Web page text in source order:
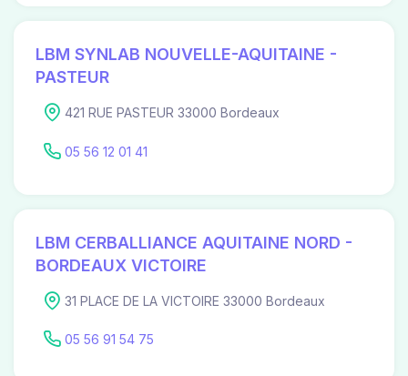
LBM SYNLAB NOUVELLE-AQUITAINE -
PASTEUR
421 RUE PASTEUR 33000 Bordeaux
05 56 12 01 41
LBM CERBALLIANCE AQUITAINE NORD -
BORDEAUX VICTOIRE
31 PLACE DE LA VICTOIRE 33000 Bordeaux
05 56 91 54 75